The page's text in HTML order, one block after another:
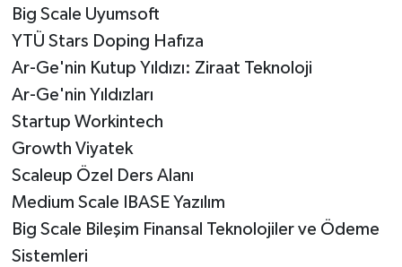
Big Scale Uyumsoft
YTÜ Stars Doping Hafıza
Ar-Ge'nin Kutup Yıldızı: Ziraat Teknoloji
Ar-Ge'nin Yıldızları
Startup Workintech
Growth Viyatek
Scaleup Özel Ders Alanı
Medium Scale IBASE Yazılım
Big Scale Bileşim Finansal Teknolojiler ve Ödeme
Sistemleri